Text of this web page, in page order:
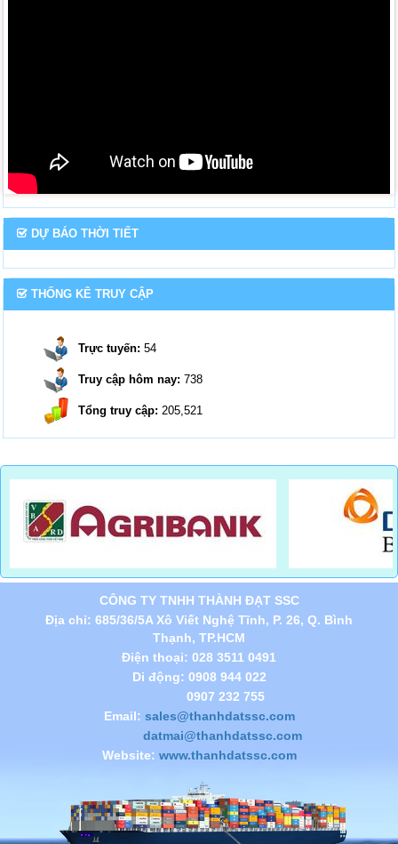
DỰ BÁO THỜI TIẾT
THỐNG KÊ TRUY CẬP
Trực tuyến: 54
Truy cập hôm nay: 738
Tổng truy cập: 205,521
CÔNG TY TNHH THÀNH ĐẠT SSC
Địa chỉ: 685/36/5A Xô Viết Nghệ Tĩnh, P. 26, Q. Bình
Thạnh, TP.HCM
Điện thoại: 028 3511 0491
Di động: 0908 944 022
0907 232 755
Email: sales@thanhdatssc.com
datmai@thanhdatssc.com
Website: www.thanhdatssc.com